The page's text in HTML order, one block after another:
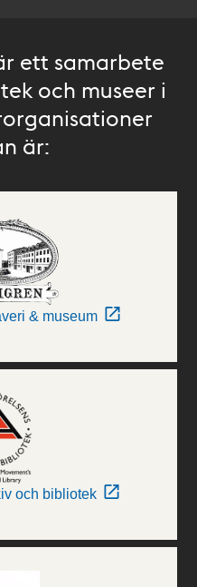
ett samarbete
och museer i
är:
& museum
och bibliotek